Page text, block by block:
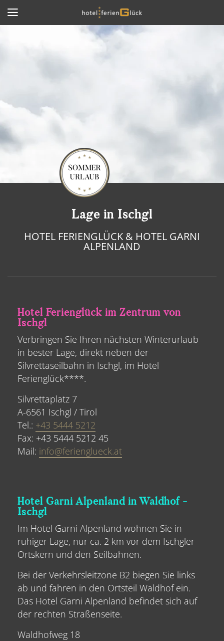
Lage in Ischgl
HOTEL FERIENGLÜCK & HOTEL GARNI
ALPENLAND
Hotel Ferienglück im Zentrum von
Ischgl
Verbringen Sie Ihren nächsten Winterurlaub
in bester Lage, direkt neben der
Silvrettaseilbahn in Ischgl, im Hotel
Ferienglück****.
Silvrettaplatz 7
A-6561 Ischgl / Tirol
Tel.: +43 5444 5212
Fax: +43 5444 5212 45
Mail: info@ferienglueck.at
Hotel Garni Alpenland in Waldhof -
Ischgl
Im Hotel Garni Alpenland wohnen Sie in
ruhiger Lage, nur ca. 2 km vor dem Ischgler
Ortskern und den Seilbahnen.
Bei der Verkehrsleitzone B2 biegen Sie links
ab und fahren in den Ortsteil Waldhof ein.
Das Hotel Garni Alpenland befindet sich auf
der rechten Straßenseite.
Waldhofweg 18